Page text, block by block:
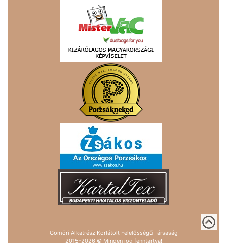
Gömöri Alkatrész Korlátolt Felelősségű Társaság
2015-2026 © Minden jog fenntartva!